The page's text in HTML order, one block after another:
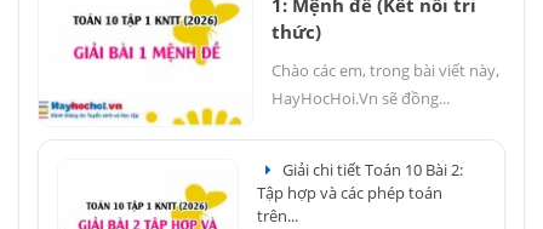
1: Mệnh đề (Kết nối tri
thức)
Chào các em, trong bài viết này,
HayHocHoi.Vn sẽ đồng...
Giải chi tiết Toán 10 Bài 2:
Tập hợp và các phép toán
trên...